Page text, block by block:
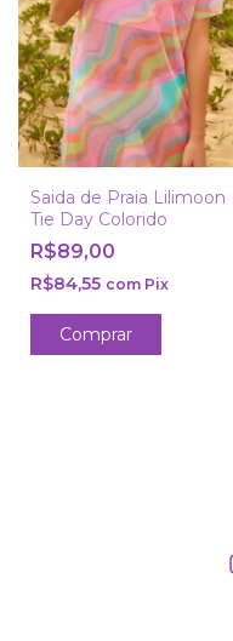
Saida de Praia Lilimoon
Tie Day Colorido
R$89,00
R$84,55 com Pix
Comprar